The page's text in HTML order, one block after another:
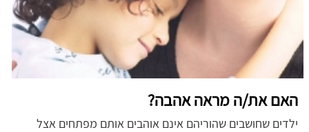
האם את/ה מראה אהבה?
ילדים שחושבים שהוריהם אינם אוהבים אותם מפתחים אצל